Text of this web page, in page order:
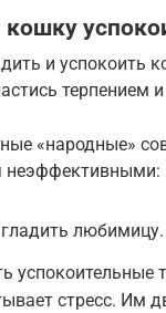
и успокоить
терпением
«народные»
неэффективными:
любимицу.
успокоительные
стресс. Им